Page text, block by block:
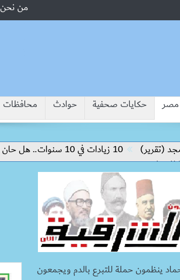
من نحن
مصر حكايات صحفية حوادث محافظات
10 زيادات في 10 سنوات.. هل حان الوقت لرفع دعم البنزين نهائيا؟
ينظمون حملة للتبرع بالدم ويجمعون